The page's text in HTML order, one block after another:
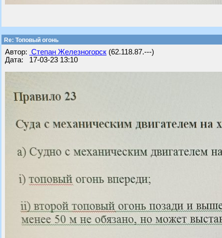
Re: Топовый огонь
Автор: Степан Железногорск (62.118.87.---)
Дата: 17-03-23 13:10